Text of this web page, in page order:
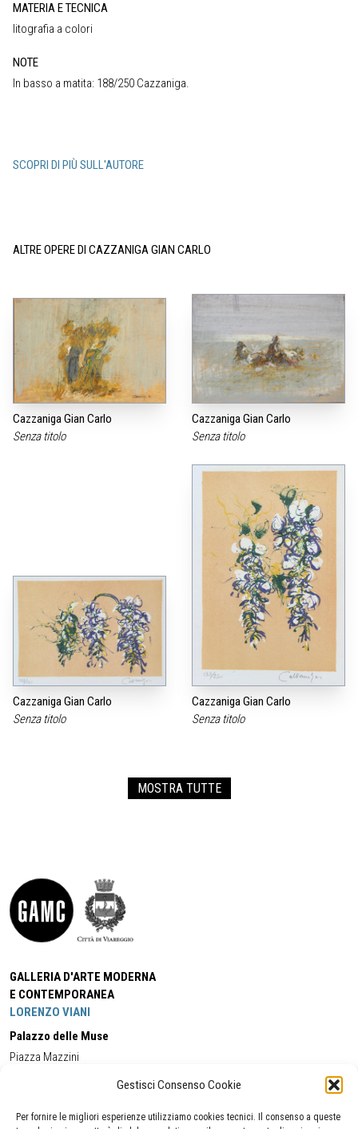
Gestisci Consenso Cookie
Per fornire le migliori esperienze utilizziamo cookies tecnici. Il consenso a queste
MATERIA E TECNICA
litografia a colori
NOTE
In basso a matita: 188/250 Cazzaniga.
SCOPRI DI PIÙ SULL'AUTORE
ALTRE OPERE DI CAZZANIGA GIAN CARLO
Cazzaniga Gian Carlo
Senza titolo
Cazzaniga Gian Carlo
Senza titolo
Cazzaniga Gian Carlo
Senza titolo
Cazzaniga Gian Carlo
Senza titolo
MOSTRA TUTTE
GALLERIA D'ARTE MODERNA
E CONTEMPORANEA
LORENZO VIANI
Palazzo delle Muse
Piazza Mazzini
Cell:+39 338 5714978 (orario apertura Galleria)
Tel:
+39 0584 944580
(orario 09.00/13.00)